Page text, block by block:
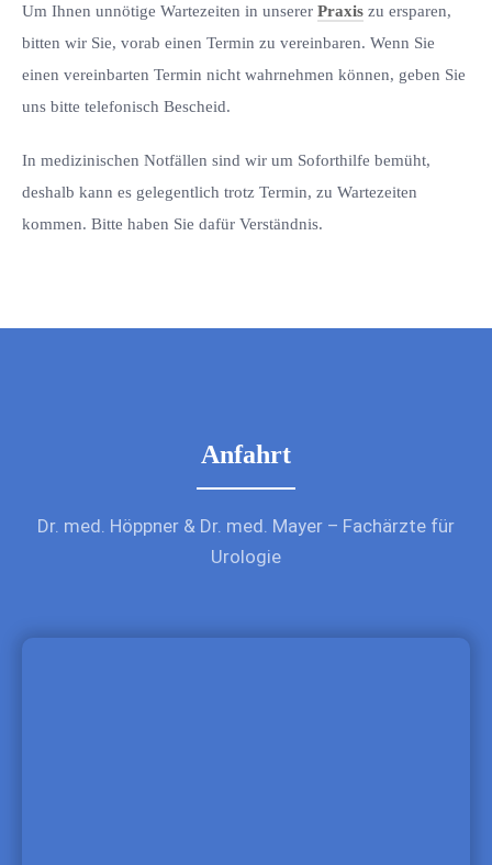
Um Ihnen unnötige Wartezeiten in unserer Praxis zu ersparen,
bitten wir Sie, vorab einen Termin zu vereinbaren. Wenn Sie
einen vereinbarten Termin nicht wahrnehmen können, geben Sie
uns bitte telefonisch Bescheid.
In medizinischen Notfällen sind wir um Soforthilfe bemüht,
deshalb kann es gelegentlich trotz Termin, zu Wartezeiten
kommen. Bitte haben Sie dafür Verständnis.
Anfahrt
Dr. med. Höppner & Dr. med. Mayer – Fachärzte für
Urologie